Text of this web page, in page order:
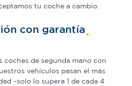
tu coche a cambio.
con garantía
coches de segunda mano con
vehículos pasan el más
–solo lo supera 1 de cada 4